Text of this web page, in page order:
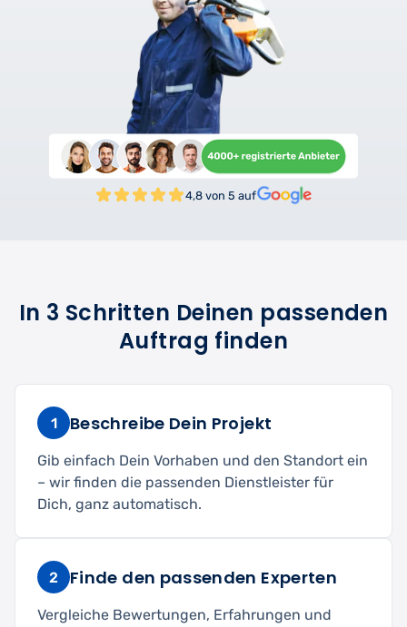
4,8 von 5 auf
In 3 Schritten Deinen passenden
Auftrag finden
1 Beschreibe Dein Projekt
Gib einfach Dein Vorhaben und den Standort ein
– wir finden die passenden Dienstleister für
Dich, ganz automatisch.
2 Finde den passenden Experten
Vergleiche Bewertungen, Erfahrungen und